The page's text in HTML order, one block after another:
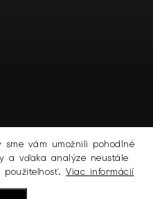
sme vám umožnili pohodlné
a vďaka analýze neustále
použiteľnosť.Viac informácií